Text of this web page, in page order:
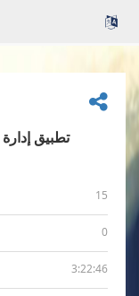
15
0
3:22:46